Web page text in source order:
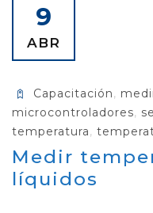
9
ABR
Capacitación,
microcontroladores,
temperatura,
Medir
líquidos